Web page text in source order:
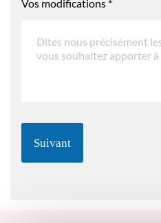
*
Vos modifications *
Suivant